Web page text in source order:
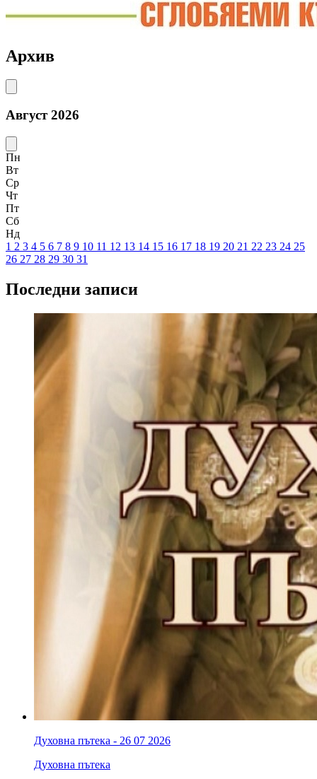
Архив
Август 2026
Пн
Вт
Ср
Чт
Пт
Сб
Нд
1 2 3 4 5 6 7 8 9 10 11 12 13 14 15 16 17 18 19 20 21 22 23 24 25
26 27 28 29 30 31
Последни записи
Духовна пътека - 26 07 2026
Духовна пътека